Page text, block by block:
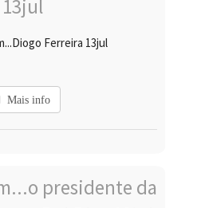
Ferreira 13jul
Mais info